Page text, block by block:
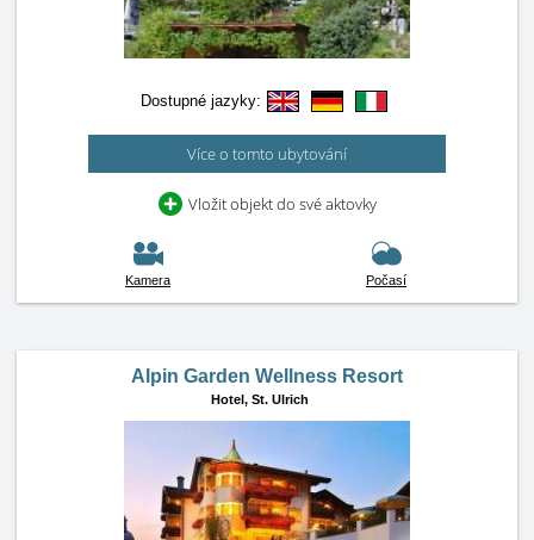
Dostupné jazyky:
Více o tomto ubytování
Vložit objekt do své aktovky
Kamera Počasí
Alpin Garden Wellness Resort
Hotel, St. Ulrich